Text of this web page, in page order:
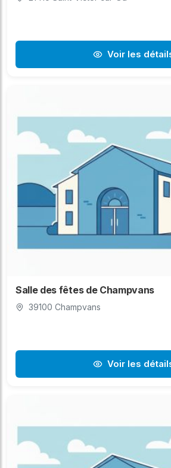
Voir les
Salle des fêtes de Champvans
39100 Champvans
Voir les